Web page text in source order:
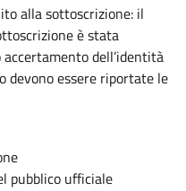
alla sottoscrizione: il
è stata
dell’identità
devono essere riportate le
pubblico ufficiale